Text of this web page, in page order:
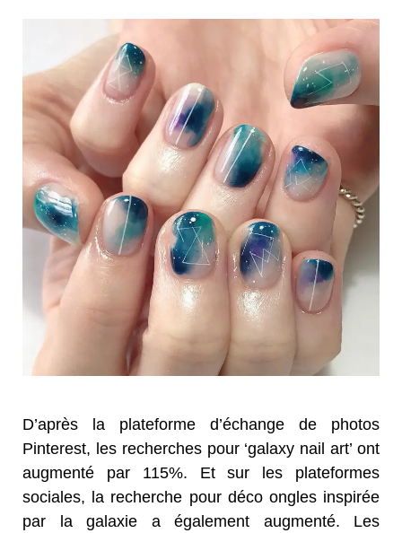
D’après la plateforme d’échange de photos
Pinterest, les recherches pour ‘galaxy nail art’ ont
augmenté par 115%. Et sur les plateformes
sociales, la recherche pour déco ongles inspirée
par la galaxie a également augmenté. Les